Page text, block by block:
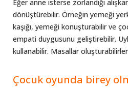
Eğer anne isterse zorlandığı
dönüştürebilir. Örneğin yemeği
kaşığı, yemeği konuşturabilir ve
empati duygusunu geliştirebilir.
kullanabilir. Masallar
Çocuk oyunda birey